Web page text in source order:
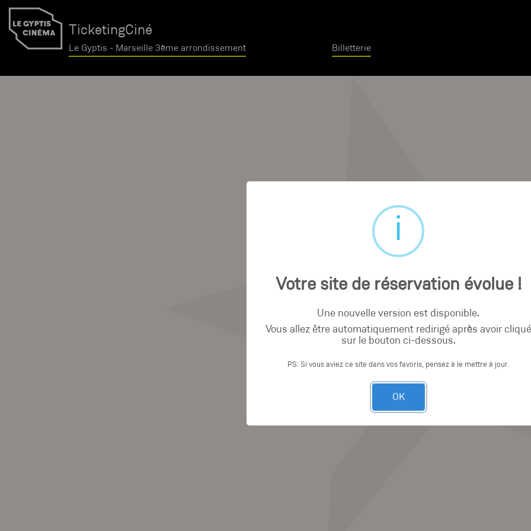
TicketingCiné
Le Gyptis - Marseille 3ème arrondissement Billetterie
Votre site de réservation évolue !
Une nouvelle version est disponible.
Vous allez être automatiquement redirigé après avoir cliqué
sur le bouton ci-dessous.
PS: Si vous aviez ce site dans vos favoris, pensez à le mettre à jour.
OK